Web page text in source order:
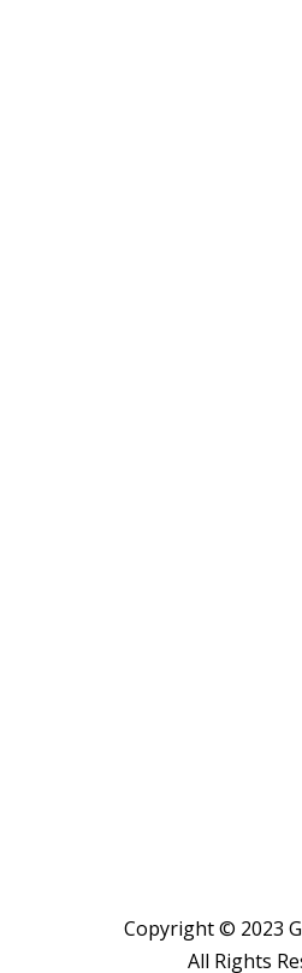
Copyright © 2023
All Rights